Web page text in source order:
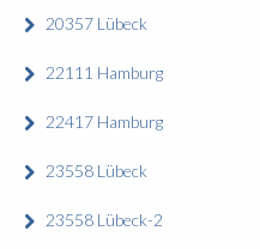
20357 Lübeck
22111 Hamburg
22417 Hamburg
23558 Lübeck
23558 Lübeck-2